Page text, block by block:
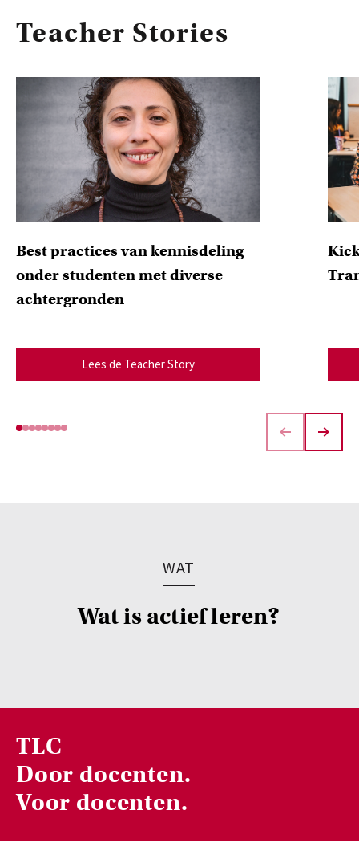
Teacher Stories
Best practices van kennisdeling
onder studenten met diverse
achtergronden
Lees de Teacher Story
WAT
Wat is actief leren?
TLC
Door docenten.
Voor docenten.